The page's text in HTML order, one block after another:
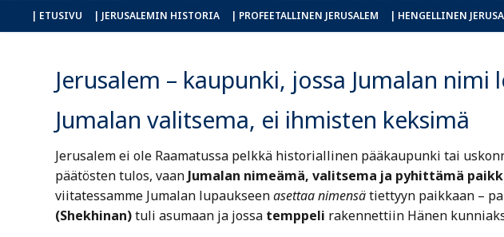
| ETUSIVU | JERUSALEMIN HISTORIA | PROFEETALLINEN JERUSALEM | HENGELLINEN
Jerusalem – kaupunki, jossa Jumalan nimi
Jumalan valitsema, ei ihmisten keksimä
Jerusalem ei ole Raamatussa pelkkä historiallinen pääkaupunki tai
päätösten tulos, vaan Jumalan nimeämä, valitsema ja pyhittämä
viitatessamme Jumalan lupaukseenasettaa nimensätiettyyn paikkaan –
(Shekhinan)tuli asumaan ja jossa temppeli rakennettiin Hänen